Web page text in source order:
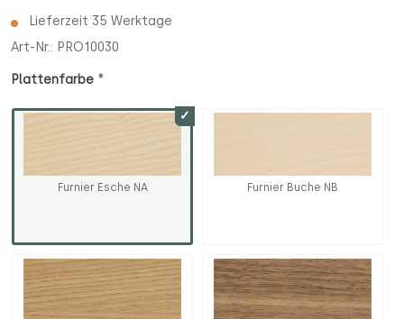
Lieferzeit 35 Werktage
Art-Nr.: PRO10030
Plattenfarbe *
Furnier Esche NA Furnier Buche NB